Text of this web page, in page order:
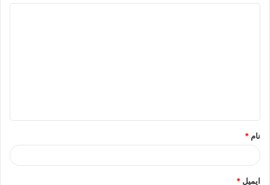
*
نام *
ایمیل *